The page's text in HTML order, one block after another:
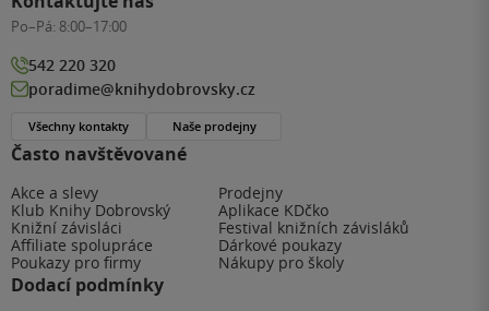
Často navštěvované
Akce a slevy
Prodejny
Klub Knihy Dobrovský
Aplikace KDčko
Knižní závisláci
Festival knižních závisláků
Affiliate spolupráce
Dárkové poukazy
Poukazy pro firmy
Nákupy pro školy
Dodací podmínky
Po–Pá: 8:00–17:00
542 220 320
poradime@knihydobrovsky.cz
Všechny kontakty Naše prodejny